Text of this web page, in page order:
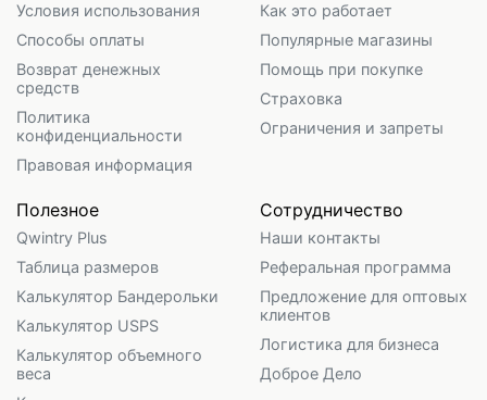
Условия использования
Способы оплаты
Возврат денежных
средств
Политика
конфиденциальности
Правовая информация
Как это работает
Популярные магазины
Помощь при покупке
Страховка
Ограничения и запреты
Полезное
Qwintry Plus
Таблица размеров
Калькулятор Бандерольки
Калькулятор USPS
Калькулятор объемного
веса
Сотрудничество
Наши контакты
Реферальная программа
Предложение для оптовых
клиентов
Логистика для бизнеса
Доброе Дело